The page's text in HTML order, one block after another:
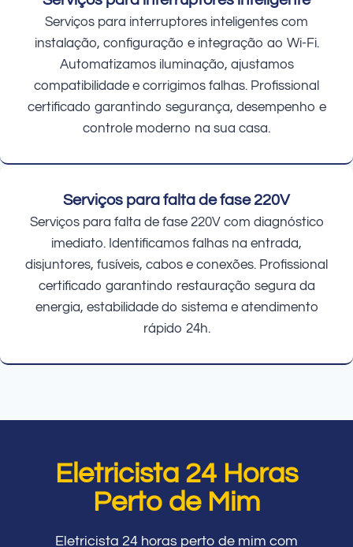
Serviços para interruptores inteligentes com
instalação, configuração e integração ao Wi-Fi.
Automatizamos iluminação, ajustamos
compatibilidade e corrigimos falhas. Profissional
certificado garantindo segurança, desempenho e
controle moderno na sua casa.
Serviços para falta de fase 220V
Serviços para falta de fase 220V com diagnóstico
imediato. Identificamos falhas na entrada,
disjuntores, fusíveis, cabos e conexões. Profissional
certificado garantindo restauração segura da
energia, estabilidade do sistema e atendimento
rápido 24h.
Eletricista 24 Horas
Perto de Mim
Eletricista 24 horas perto de mim com